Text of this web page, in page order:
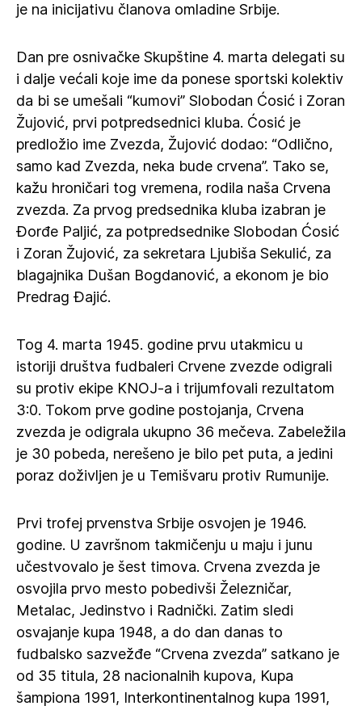
je na inicijativu članova omladine Srbije.
Dan pre osnivačke Skupštine 4. marta delegati su
i dalje većali koje ime da ponese sportski kolektiv
da bi se umešali “kumovi” Slobodan Ćosić i Zoran
Žujović, prvi potpredsednici kluba. Ćosić je
predložio ime Zvezda, Žujović dodao: “Odlično,
samo kad Zvezda, neka bude crvena”. Tako se,
kažu hroničari tog vremena, rodila naša Crvena
zvezda. Za prvog predsednika kluba izabran je
Đorđe Paljić, za potpredsednike Slobodan Ćosić
i Zoran Žujović, za sekretara Ljubiša Sekulić, za
blagajnika Dušan Bogdanović, a ekonom je bio
Predrag Đajić.
Tog 4. marta 1945. godine prvu utakmicu u
istoriji društva fudbaleri Crvene zvezde odigrali
su protiv ekipe KNOJ-a i trijumfovali rezultatom
3:0. Tokom prve godine postojanja, Crvena
zvezda je odigrala ukupno 36 mečeva. Zabeležila
je 30 pobeda, nerešeno je bilo pet puta, a jedini
poraz doživljen je u Temišvaru protiv Rumunije.
Prvi trofej prvenstva Srbije osvojen je 1946.
godine. U završnom takmičenju u maju i junu
učestvovalo je šest timova. Crvena zvezda je
osvojila prvo mesto pobedivši Železničar,
Metalac, Jedinstvo i Radnički. Zatim sledi
osvajanje kupa 1948, a do dan danas to
fudbalsko sazvežđe “Crvena zvezda” satkano je
od 35 titula, 28 nacionalnih kupova, Kupa
šampiona 1991, Interkontinentalnog kupa 1991,